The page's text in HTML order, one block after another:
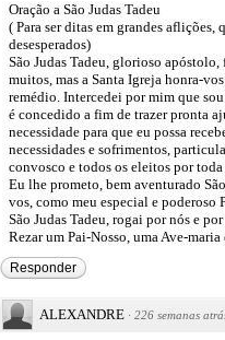
Oração a São Judas Tadeu
( Para ser ditas em grandes
desesperados)
São Judas Tadeu, glorioso
muitos, mas a Santa Igreja honra-
remédio. Intercedei por mim que
é concedido a fim de trazer pronta
necessidade para que eu possa
necessidades e sofrimentos,
convosco e todos os eleitos por
Eu lhe prometo, bem aventurado
vos, como meu especial e poderoso
São Judas Tadeu, rogai por nós e
Rezar um Pai-Nosso, uma Ave-
Responder
ALEXANDRE · 226 semanas